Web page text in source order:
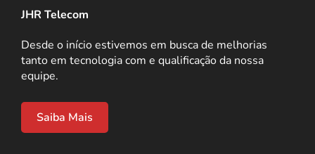
JHR Telecom
Desde o início estivemos em busca de melhorias
tanto em tecnologia com e qualificação da nossa
equipe.
Saiba Mais